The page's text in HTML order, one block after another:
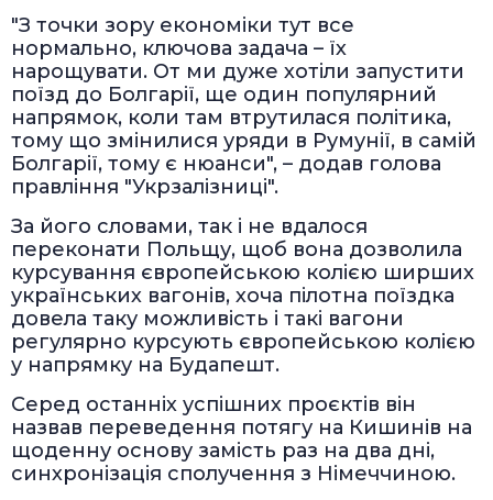
"З точки зору економіки тут все
нормально, ключова задача – їх
нарощувати. От ми дуже хотіли запустити
поїзд до Болгарії, ще один популярний
напрямок, коли там втрутилася політика,
тому що змінилися уряди в Румунії, в самій
Болгарії, тому є нюанси", – додав голова
правління "Укрзалізниці".
За його словами, так і не вдалося
переконати Польщу, щоб вона дозволила
курсування європейською колією ширших
українських вагонів, хоча пілотна поїздка
довела таку можливість і такі вагони
регулярно курсують європейською колією
у напрямку на Будапешт.
Серед останніх успішних проєктів він
назвав переведення потягу на Кишинів на
щоденну основу замість раз на два дні,
синхронізація сполучення з Німеччиною.